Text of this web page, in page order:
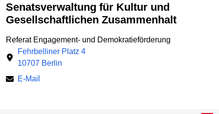
Senatsverwaltung für Kultur und
Gesellschaftlichen Zusammenhalt
Referat Engagement- und Demokratieförderung
Fehrbelliner Platz 4
10707 Berlin
E-Mail